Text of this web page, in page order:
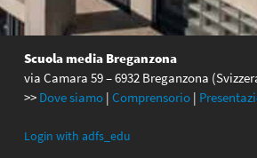
Scuola media Breganzona
via Camara 59 – 6932 Breganzona
>> Dove siamo | Comprensorio |
Login with adfs_edu